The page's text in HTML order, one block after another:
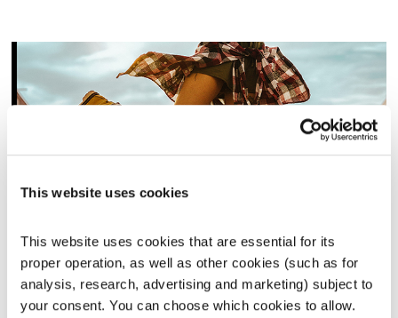
This website uses cookies
This website uses cookies that are essential for its
proper operation, as well as other cookies (such as for
analysis, research, advertising and marketing) subject to
your consent. You can choose which cookies to allow.
מנועים קדימה – 12.4.22
מנועים קדימה
גלית גורא-עיני
12.04.22
01:00:14